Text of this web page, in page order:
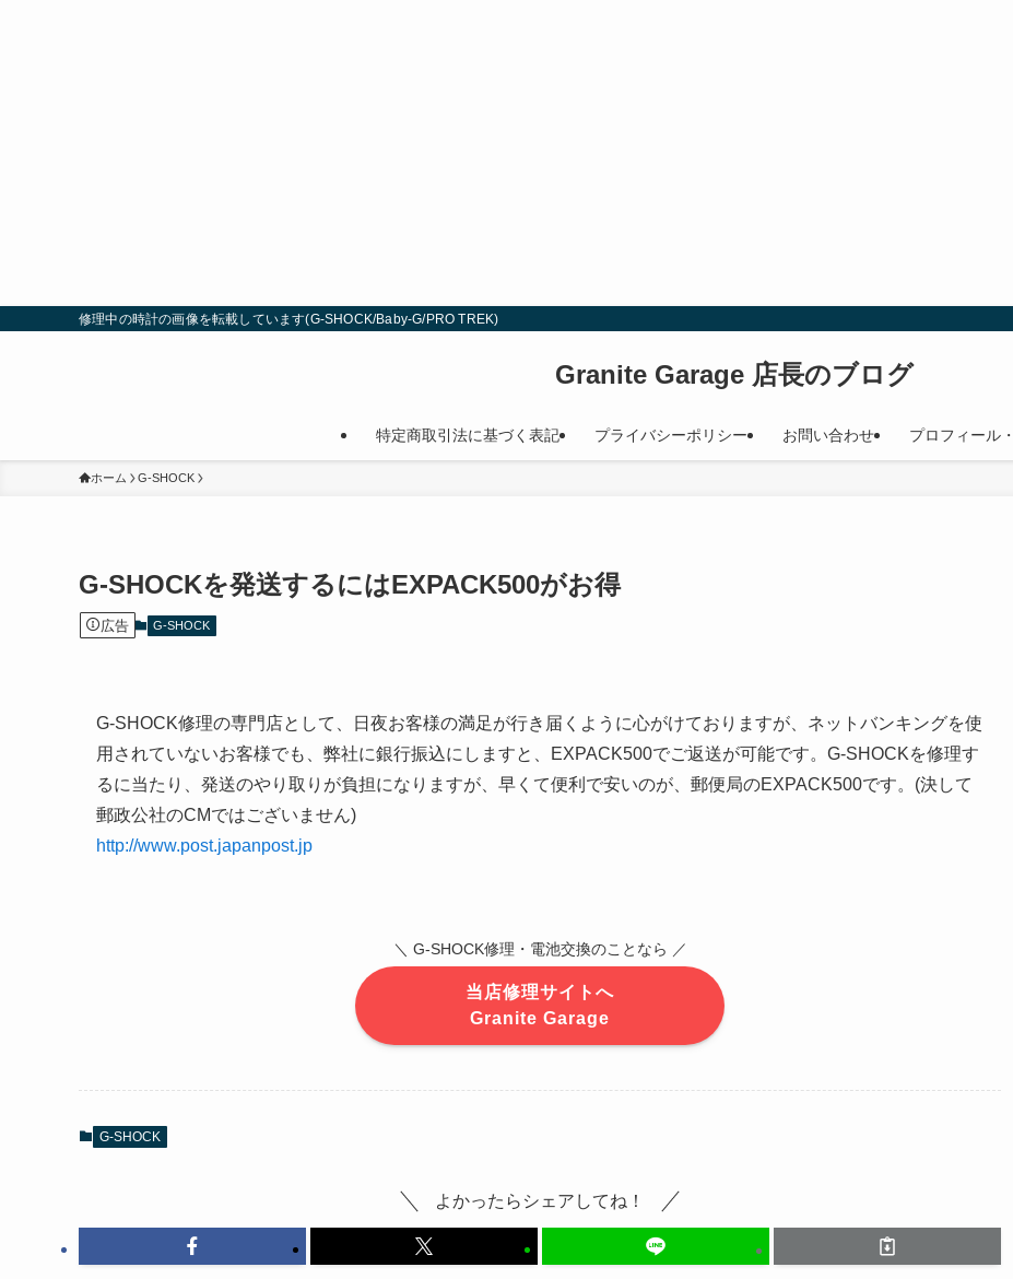
修理中の時計の画像を転載しています(G-SHOCK/Baby-G/PRO TREK)
Granite Garage 店長のブログ
特定商取引法に基づく表記 プライバシーポリシー お問い合わせ プロフィール
ホーム G-SHOCK
G-SHOCKを発送するにはEXPACK500がお得
広告 G-SHOCK
G-SHOCK修理の専門店として、日夜お客様の満足が行き届くように心がけておりますが、ネットバンキングを使
用されていないお客様でも、弊社に銀行振込にしますと、EXPACK500でご返送が可能です。G-SHOCKを修理す
るに当たり、発送のやり取りが負担になりますが、早くて便利で安いのが、郵便局のEXPACK500です。(決して
郵政公社のCMではございません)
http://www.post.japanpost.jp
＼ G-SHOCK修理・電池交換のことなら ／
当店修理サイトへ
Granite Garage
G-SHOCK
よかったらシェアしてね！